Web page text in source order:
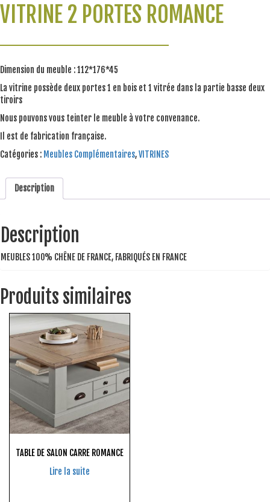
VITRINE 2 PORTES ROMANCE
Dimension du meuble : 112*176*45
La vitrine possède deux portes 1 en bois et 1 vitrée dans la partie basse deux
tiroirs
Nous pouvons vous teinter le meuble à votre convenance.
Il est de fabrication française.
Catégories : Meubles Complémentaires,VITRINES
Description
Description
MEUBLES 100% CHÊNE DE FRANCE, FABRIQUÉS EN FRANCE
Produits similaires
TABLE DE SALON CARRE ROMANCE
Lire la suite